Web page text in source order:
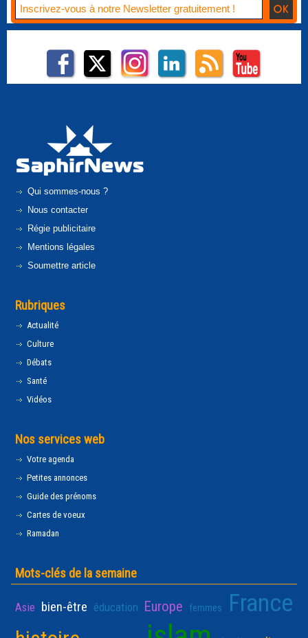
Qui sommes-nous ?
Nous contacter
Régie publicitaire
Mentions légales
Soumettre article
Rubriques
Actualité
Culture
Débats
Santé
Vidéos
Nos services web
Votre agenda
Petites annonces
Guide des prénoms
Cartes de voeux
Ramadan
Mots-clés de la semaine
Asie bien-être éducation Europe femmes France